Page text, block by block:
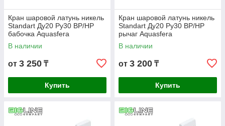
Кран шаровой латунь никель
Standart Ду20 Ру30 ВР/НР
бабочка Aquasfera
В наличии
от 3 250 ₸
Купить
Кран шаровой латунь никель
Standart Ду20 Ру30 ВР/НР
рычаг Aquasfera
В наличии
от 3 200 ₸
Купить